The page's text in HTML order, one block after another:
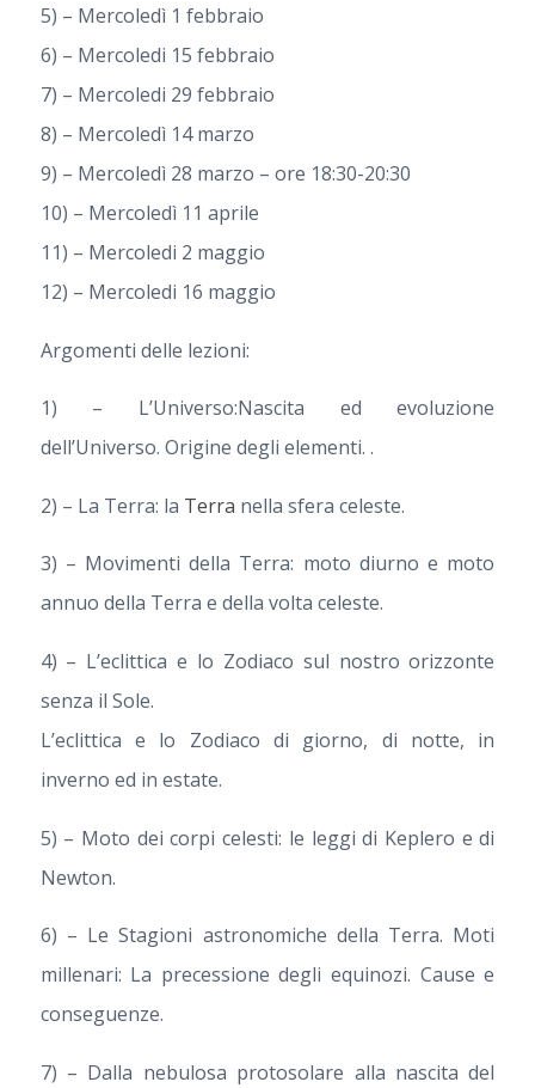
5) – Mercoledì 1 febbraio
6) – Mercoledi 15 febbraio
7) – Mercoledi 29 febbraio
8) – Mercoledì 14 marzo
9) – Mercoledì 28 marzo – ore 18:30-20:30
10) – Mercoledì 11 aprile
11) – Mercoledi 2 maggio
12) – Mercoledi 16 maggio
Argomenti delle lezioni:
1) – L’Universo:Nascita ed evoluzione
dell’Universo. Origine degli elementi. .
2) – La Terra: la Terra nella sfera celeste.
3) – Movimenti della Terra: moto diurno e moto
annuo della Terra e della volta celeste.
4) – L’eclittica e lo Zodiaco sul nostro orizzonte
senza il Sole.
L’eclittica e lo Zodiaco di giorno, di notte, in
inverno ed in estate.
5) – Moto dei corpi celesti: le leggi di Keplero e di
Newton.
6) – Le Stagioni astronomiche della Terra. Moti
millenari: La precessione degli equinozi. Cause e
conseguenze.
7) – Dalla nebulosa protosolare alla nascita del